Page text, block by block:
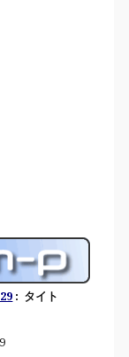
: タイト